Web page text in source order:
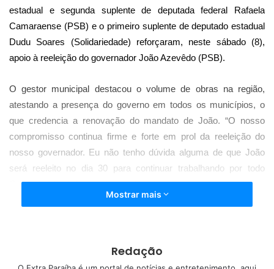
estadual e segunda suplente de deputada federal Rafaela
Camaraense (PSB) e o primeiro suplente de deputado estadual
Dudu Soares (Solidariedade) reforçaram, neste sábado (8),
apoio à reeleição do governador João Azevêdo (PSB).
O gestor municipal destacou o volume de obras na região,
atestando a presença do governo em todos os municípios, o
que credencia a renovação do mandato de João. “O nosso
compromisso continua firme e forte em prol da reeleição do
nosso governador. Eu não tenho dúvida alguma de que João
será reeleito no dia 30 para continuar trabalhando por todo
Curimataú,Seridó e por toda a Paraíba. Temos obras em todas
as cidades do Curimataú, graças ao empenho do governador”,
A deputada Rafaela Camaraense também reforçou seu apoio à
reeleição de João. “Nós reafirmamos o nosso compromisso
Mostrar mais
Redação